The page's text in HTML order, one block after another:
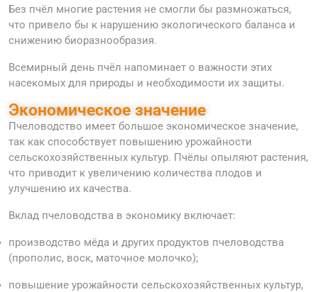
Без пчёл многие растения не смогли бы размножаться,
что привело бы к нарушению экологического баланса и
снижению биоразнообразия.
Всемирный день пчёл напоминает о важности этих
насекомых для природы и необходимости их защиты.
Экономическое значение
Пчеловодство имеет большое экономическое значение,
так как способствует повышению урожайности
сельскохозяйственных культур. Пчёлы опыляют растения,
что приводит к увеличению количества плодов и
улучшению их качества.
Вклад пчеловодства в экономику включает:
производство мёда и других продуктов пчеловодства
(прополис, воск, маточное молочко);
повышение урожайности сельскохозяйственных культур,